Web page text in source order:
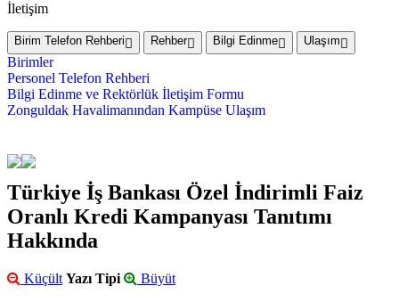
İletişim
Birim Telefon Rehberi Rehber Bilgi Edinme Ulaşım
Birimler
Personel Telefon Rehberi
Bilgi Edinme ve Rektörlük İletişim Formu
Zonguldak Havalimanından Kampüse Ulaşım
Türkiye İş Bankası Özel İndirimli Faiz
Oranlı Kredi Kampanyası Tanıtımı
Hakkında
Küçült Yazı Tipi Büyüt